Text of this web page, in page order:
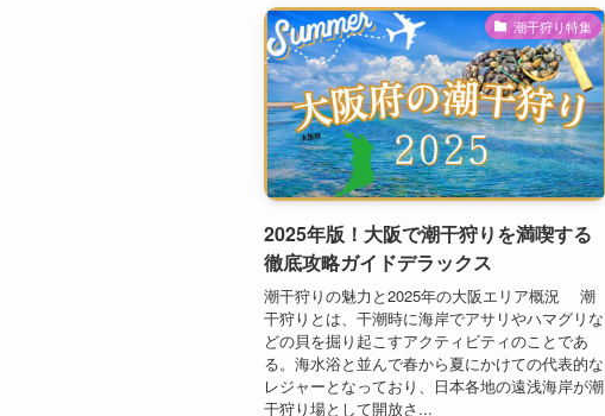
潮干狩り特集
2025年版！大阪で潮干狩りを満喫する
徹底攻略ガイドデラックス
潮干狩りの魅力と2025年の大阪エリア概況 潮
干狩りとは、干潮時に海岸でアサリやハマグリな
どの貝を掘り起こすアクティビティのことであ
る。海水浴と並んで春から夏にかけての代表的な
レジャーとなっており、日本各地の遠浅海岸が潮
干狩り場として開放さ...